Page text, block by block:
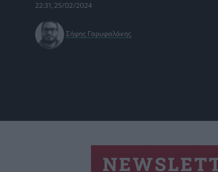
22:31, 25/02/2024
Σήφης Γαρυφαλάκης